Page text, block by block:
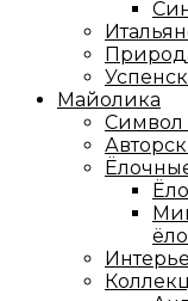
Майолика
Символ